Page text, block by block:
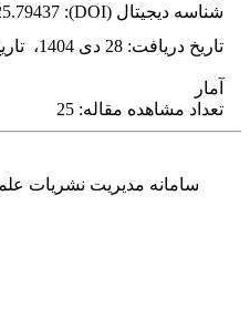
شناسه دیجیتال (DOI):
تاریخ دریافت: 28 دی 1404 ،
آمار
تعداد مشاهده مقاله: 25
سامانه مدیریت نشریات